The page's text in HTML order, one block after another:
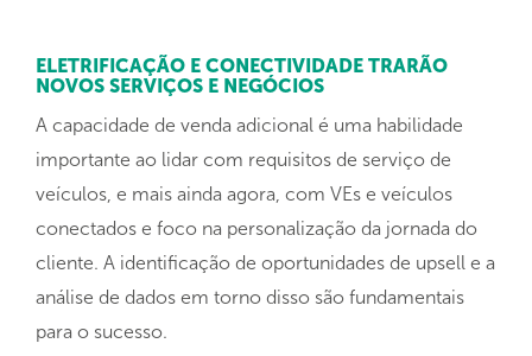
ELETRIFICAÇÃO E CONECTIVIDADE TRARÃO
NOVOS SERVIÇOS E NEGÓCIOS
A capacidade de venda adicional é uma habilidade
importante ao lidar com requisitos de serviço de
veículos, e mais ainda agora, com VEs e veículos
conectados e foco na personalização da jornada do
cliente. A identificação de oportunidades de upsell e a
análise de dados em torno disso são fundamentais
para o sucesso.